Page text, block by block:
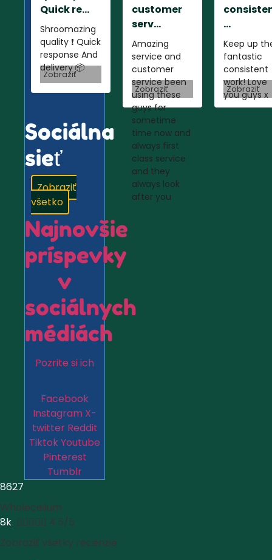
Quick re...
Shroomazing
quality ❗️ Quick
response And
delivery 📦
Zobraziť
customer
serv...
Amazing
service and
customer
service been
using these
guys for
sometime
time now and
always first
class service
and they
always look
after you
Zobraziť
...
Keep up
fantastic
consistent
work! Love
you guys x
Zobraziť
Sociálna
sieť
Zobraziť
všetko
Najnovšie
príspevky
v
sociálnych
médiách
Pozrite si ich
Facebook
Instagram X-
twitter Reddit
TiktokYoutube
Pinterest
Tumblr
8627
Wholecelium
8k  4.5/5
Zobraziť všetky recenzie